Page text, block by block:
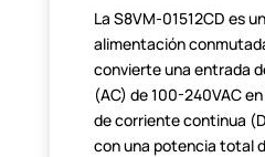
La S8VM-01512CD es
alimentación
convierte una entrada
(AC) de 100-240VAC
de corriente continua
con una potencia total